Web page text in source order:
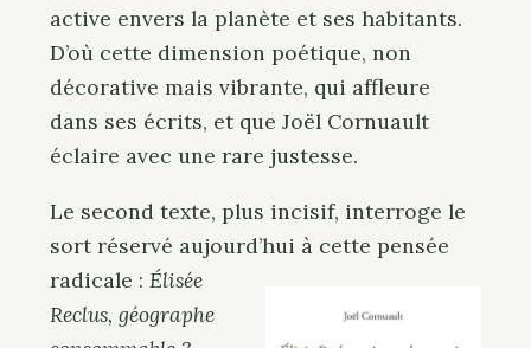
active envers la planète et ses habitants.
D’où cette dimension poétique, non
décorative mais vibrante, qui affleure
dans ses écrits, et que Joël Cornuault
éclaire avec une rare justesse.
Le second texte, plus incisif, interroge le
sort réservé aujourd’hui à cette pensée
radicale : Élisée
Reclus, géographe